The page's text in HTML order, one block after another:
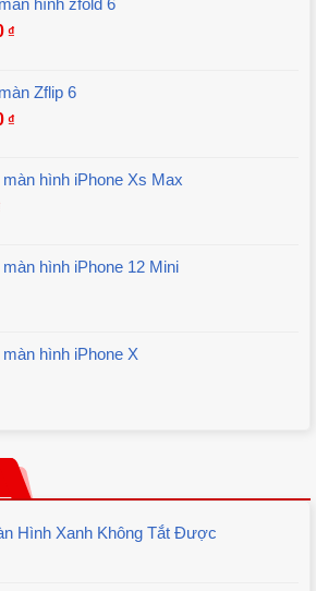
hình zfold 6
₫
Zflip 6
₫
hình iPhone Xs Max
hình iPhone 12 Mini
hình iPhone X
Hình Xanh Không Tắt Được